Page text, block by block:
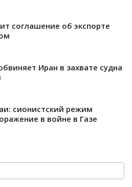
соглашение об экспорте
Иран в захвате судна
сионистский режим
в войне в Газе